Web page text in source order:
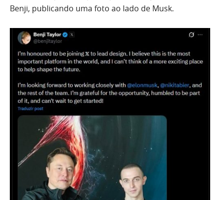
Benji, publicando uma foto ao lado de Musk.